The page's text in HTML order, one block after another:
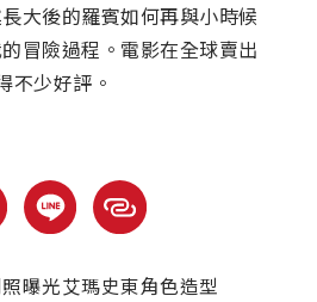
大後的羅賓如何再與小時候
冒險過程。電影在全球賣出
不少好評。
照曝光艾瑪史東角色造型